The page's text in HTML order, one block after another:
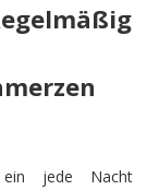
jede Nacht